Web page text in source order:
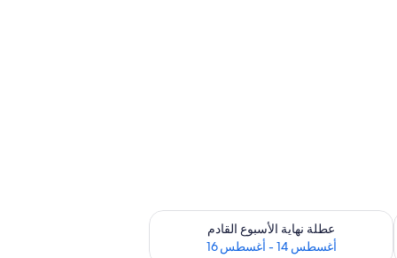
أغسطس 7 - أغسطس 9
عطلة نهاية الأسبوع القادم
أغسطس 14 - أغسطس 16
تحقق من مدى التوفر لعطلة نهاية الأسبوع القادم للفترة أغسطس 14 - أغسطس 16